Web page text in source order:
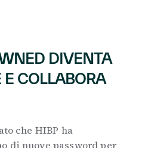
DIVENTA
COLLABORA
che HIBP ha
di nuove password per